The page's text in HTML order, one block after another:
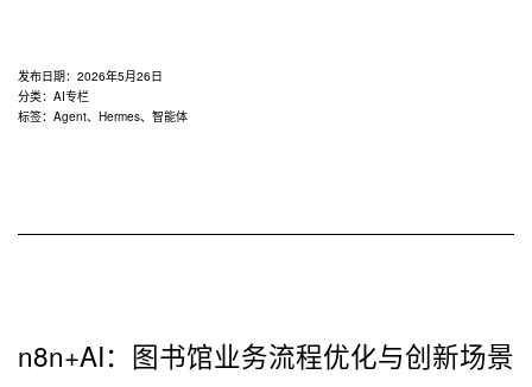
应
发布日期： 2026年5月26日
分类： AI专栏
标签： Agent、 Hermes、 智能体
n8n+AI：图书馆业务流程优化与创新场景